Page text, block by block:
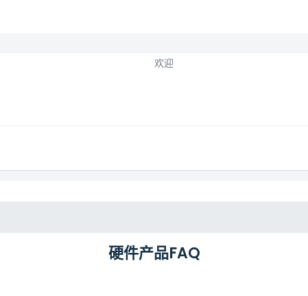
欢迎
硬件产品FAQ